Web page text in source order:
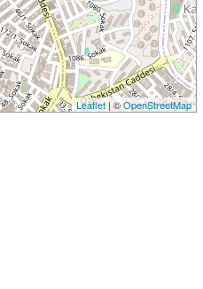
Leaflet| ©OpenStreetMap